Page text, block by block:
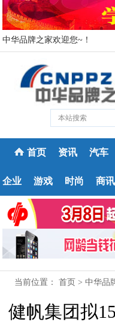
中华品牌之家欢迎您~！
首页 资讯 汽车
企业 游戏 时尚 商讯
当前位置：首页 >中华品
健帆集团拟